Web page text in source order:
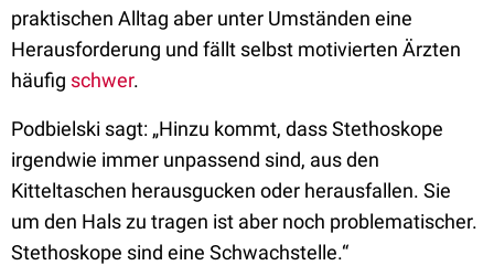
praktischen Alltag aber unter Umständen eine
Herausforderung und fällt selbst motivierten Ärzten
häufig schwer.
Podbielski sagt: „Hinzu kommt, dass Stethoskope
irgendwie immer unpassend sind, aus den
Kitteltaschen herausgucken oder herausfallen. Sie
um den Hals zu tragen ist aber noch problematischer.
Stethoskope sind eine Schwachstelle.“